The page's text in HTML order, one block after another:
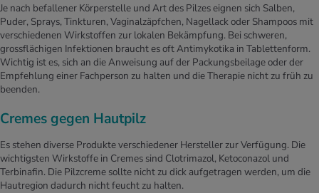
Je nach befallener Körperstelle und Art des Pilzes eignen sich Salben,
Puder, Sprays, Tinkturen, Vaginalzäpfchen, Nagellack oder Shampoos mit
verschiedenen Wirkstoffen zur lokalen Bekämpfung. Bei schweren,
grossflächigen Infektionen braucht es oft Antimykotika in Tablettenform.
Wichtig ist es, sich an die Anweisung auf der Packungsbeilage oder der
Empfehlung einer Fachperson zu halten und die Therapie nicht zu früh zu
beenden.
Cremes gegen Hautpilz
Es stehen diverse Produkte verschiedener Hersteller zur Verfügung. Die
wichtigsten Wirkstoffe in Cremes sind Clotrimazol, Ketoconazol und
Terbinafin. Die Pilzcreme sollte nicht zu dick aufgetragen werden, um die
Hautregion dadurch nicht feucht zu halten.